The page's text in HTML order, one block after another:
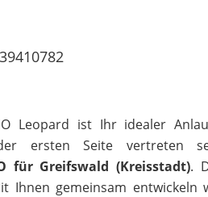
Leopard ist Ihr idealer
ersten Seite vertreten
für Greifswald (Kreisstadt).
Ihnen gemeinsam